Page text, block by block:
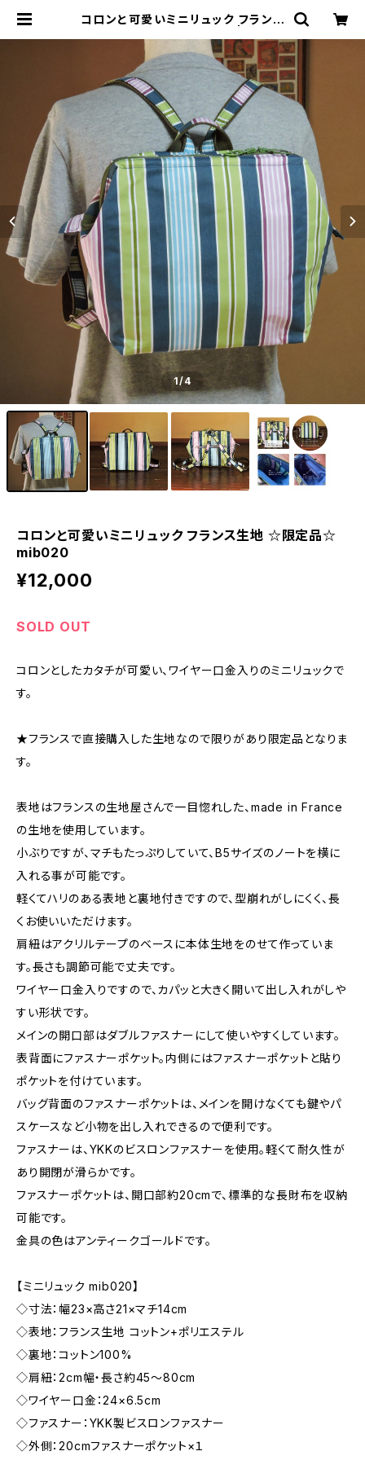
コロンと可愛いミニリュック フランス
か｜mezuraka
1/4
コロンと可愛いミニリュック フランス生地 ☆限定品☆
mib020
¥12,000
SOLD OUT
コロンとしたカタチが可愛い、ワイヤー口金入りのミニリュックで
す。
★フランスで直接購入した生地なので限りがあり限定品となりま
す。
表地はフランスの生地屋さんで一目惚れした、made in France
の生地を使用しています。
小ぶりですが、マチもたっぷりしていて、B5サイズのノートを横に
入れる事が可能です。
軽くてハリのある表地と裏地付きですので、型崩れがしにくく、長
くお使いいただけます。
肩紐はアクリルテープのベースに本体生地をのせて作っていま
す。長さも調節可能で丈夫です。
ワイヤー口金入りですので、カパッと大きく開いて出し入れがしや
すい形状です。
メインの開口部はダブルファスナーにして使いやすくしています。
表背面にファスナーポケット。内側にはファスナーポケットと貼り
ポケットを付けています。
バッグ背面のファスナーポケットは、メインを開けなくても鍵やパ
スケースなど小物を出し入れできるので便利です。
ファスナーは、YKKのビスロンファスナーを使用。軽くて耐久性が
あり開閉が滑らかです。
ファスナーポケットは、開口部約20cmで、標準的な長財布を収納
可能です。
金具の色はアンティークゴールドです。
【ミニリュック mib020】
◇寸法：幅23×高さ21×マチ14cm
◇表地：フランス生地 コットン+ポリエステル
◇裏地：コットン100%
◇肩紐：2cm幅・長さ約45～80cm
◇ワイヤー口金：24×6.5cm
◇ファスナー：YKK製ビスロンファスナー
◇外側：20cmファスナーポケット×１